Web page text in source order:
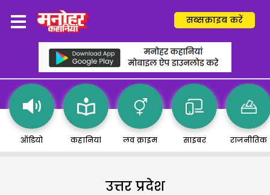
सब्सक्राइब करें
ऑडियो कहानियां लव क्राइम साइबर राजनीतिक
उत्तर प्रदेश